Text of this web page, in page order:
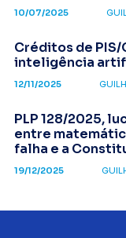
10/07/2025
Créditos de
inteligência
12/11/2025
PLP 128/2025,
entre
falha e a
19/12/2025